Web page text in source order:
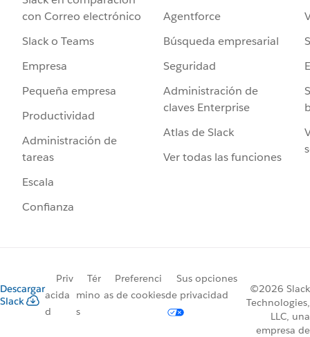
con Correo electrónico
Slack o Teams
Empresa
Pequeña empresa
Productividad
Administración de
tareas
Escala
Confianza
Agentforce
Búsqueda empresarial
Seguridad
Administración de
claves Enterprise
Atlas de Slack
Ver todas las funciones
Descargar
Slack
Priv
acida
d
Tér
mino
s
Preferenci
as de cookies
Sus opciones
de privacidad
©2026 Slack
Technologies,
LLC, una
empresa de